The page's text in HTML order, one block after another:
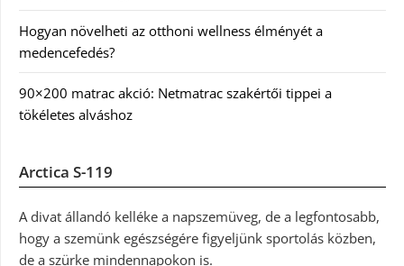
Hogyan növelheti az otthoni wellness élményét a
medencefedés?
90×200 matrac akció: Netmatrac szakértői tippei a
tökéletes alváshoz
Arctica S-119
A divat állandó kelléke a napszemüveg, de a legfontosabb,
hogy a szemünk egészségére figyeljünk sportolás közben,
de a szürke mindennapokon is.